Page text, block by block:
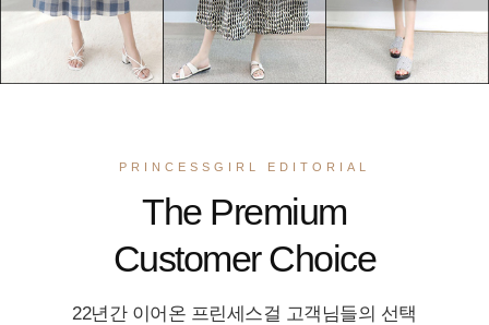
PRINCESSGIRL EDITORIAL
The Premium
Customer Choice
22년간 이어온 프린세스걸 고객님들의 선택